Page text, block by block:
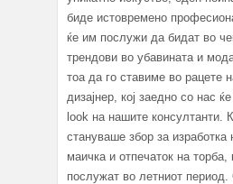
биде истовремено
ќе им послужи да бидат во
трендови во убавината и
тоа да го ставиме во рацете
дизајнер, кој заедно со нас
look на нашите консултанти.
стануваше збор за изработка
маичка и отпечаток на торба,
послужат во летниот